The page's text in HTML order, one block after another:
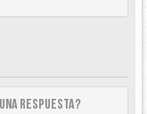
respuesta?